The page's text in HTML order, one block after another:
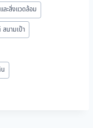
ละสิ่งแวดล้อม
นามเป้า